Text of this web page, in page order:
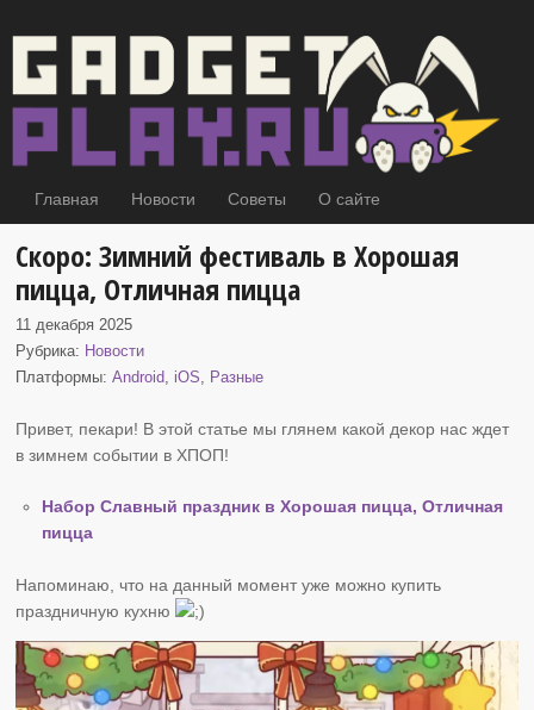
Главная Новости Советы О сайте
Скоро: Зимний фестиваль в Хорошая
пицца, Отличная пицца
11 декабря 2025
Рубрика: Новости
Платформы:Android, iOS, Разные
Привет, пекари! В этой статье мы глянем какой декор нас ждет
в зимнем событии в ХПОП!
Набор Славный праздник в Хорошая пицца, Отличная
пицца
Напоминаю, что на данный момент уже можно купить
праздничную кухню